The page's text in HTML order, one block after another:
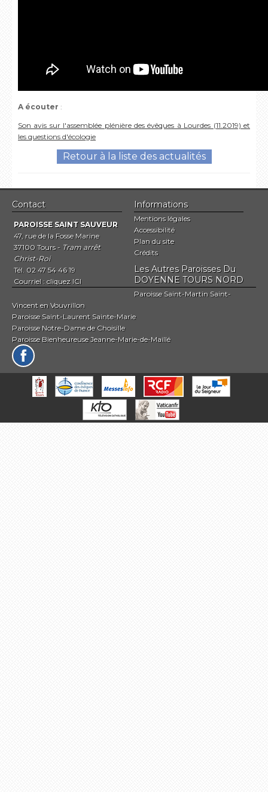
A écouter :
Son avis sur l'assemblée plénière des évêques à Lourdes (11.2019) et
les questions d'écologie
Retour à la liste des actualités
Contact
PAROISSE SAINT SAUVEUR
47, rue de la Fosse Marine
37100 Tours - Tram arrêt
Christ-Roi
Tél. 02 47 54 46 19
Courriel : cliquez ICI
Informations
Mentions légales
Accessibilité
Plan du site
Crédits
Les Autres Paroisses Du
DOYENNE TOURS NORD
Paroisse Saint-Martin Saint-
Vincent en Vouvrillon
Paroisse Saint-Laurent Sainte-Marie
Paroisse Notre-Dame de Choisille
Paroisse Bienheureuse Jeanne-Marie-de-Maillé